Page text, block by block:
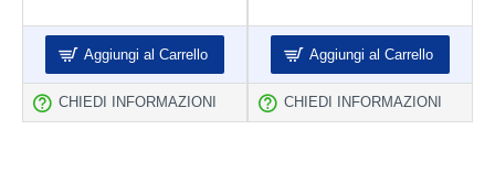
Aggiungi al Carrello
CHIEDI INFORMAZIONI
Aggiungi al Carrello
CHIEDI INFORMAZIONI